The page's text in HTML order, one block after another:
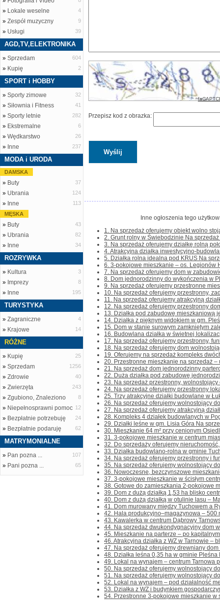
» Lokale weselne 4
» Zespół muzyczny 9
» Usługi 39
AGD,TV,ELEKTRONIKA
» Sprzedam 604
» Kupię 2
SPORT i HOBBY
» Sporty zimowe 32
» Siłownia i Fitness 41
» Sporty letnie 282
» Ekstremalne 6
» Wędkarstwo 26
» Inne 237
MODA i URODA
DAMSKA
» Buty 37
» Ubrania 124
» Inne
113
MĘSKA
» Buty 43
» Ubrania 82
» Inne 34
ROZRYWKA
» Kultura 3
» Imprezy 8
» Inne 195
TURYSTYKA
» Zagraniczne 4
» Krajowe 14
RÓŻNE
» Kupię 25
» Sprzedam 1256
» Zdrowie 40
» Zwierzęta 243
» Zgubiono, Znaleziono 8
» Niepełnosprawni pomoc 12
» Bezpłatnie potrzebuję 24
» Bezpłatnie podaruję 62
MATRYMONIALNE
» Pan pozna ... 107
» Pani pozna ... 65
Przepisz kod z obrazka:
Inne ogłoszenia tego
1. Na sprzedaż oferujemy obiekt wolno
2. Grunt rolny w Świebodzinie Na
3. Na sprzedaż oferujemy działkę rolną
4. Atrakcyjna działka inwestycyjno-
5. Działka rolna idealna pod KRUS Na
6. 3-pokojowe mieszkanie – os. Legionów
7. Na sprzedaż oferujemy dom w
8. Dom jednorodzinny do wykończenia w
9. Na sprzedaż oferujemy przestronne
10. Na sprzedaż oferujemy przestronny,
11. Na sprzedaż oferujemy atrakcyjną
12. Na sprzedaż oferujemy przestronny
13. Działka pod zabudowę mieszkaniową
14. Działka z pięknym widokiem w gm.
15. Dom w stanie surowym zamkniętym
16. Budowlana działka w świetnej
17. Na sprzedaż oferujemy przestronny,
18. Na sprzedaż oferujemy dom
19. Oferujemy na sprzedaż kompleks
20. Przestronne mieszkanie na sprzedaż –
21. Na sprzedaż dom jednorodzinny
22. Duża działka pod zabudowę
23. Na sprzedaż przestronny,
24. Na sprzedaż oferujemy przestronny
25. Trzy atrakcyjne działki budowlane w
26. Na sprzedaż oferujemy wolnostojący
27. Na sprzedaż oferujemy atrakcyjną
28. Kompleks 4 działek budowlanych w
29. Działki leśne w gm. Lisia Góra Na
30. Mieszkanie 64 m² przy cenionym
31. 3-pokojowe mieszkanie w centrum
32. Do sprzedaży oferujemy
33. Działka budowlano-rolna w gminie
34. Na sprzedaż oferujemy przestronny i
35. Na sprzedaż oferujemy wolnostojący
36. Nowoczesne, bezczynszowe
37. 3-pokojowe mieszkanie w ścisłym
38. Gotowe do zamieszkania 2-pokojowe
39. Dom z dużą działką 1,53 ha blisko
40. Dom z dużą działką w otulinie lasu –
41. Dom murowany między Tuchowem a
42. Hala produkcyjno–magazynowa – 500
43. Kawalerka w centrum Dąbrowy
44. Na sprzedaż dwukondygnacyjny dom
45. Mieszkanie na parterze – po
46. Atrakcyjna działka z WZ w Tarnowie –
47. Na sprzedaż oferujemy drewniany dom
48. Działka leśna 0,35 ha w gminie
49. Lokal na wynajem – centrum Tarnowa
50. Na sprzedaż oferujemy wolnostojący
51. Na sprzedaż oferujemy wolnostojący
52. Lokal na wynajem – pod działalność
53. Działka z WZ i budynkiem
54. Przestronne 3-pokojowe mieszkanie w